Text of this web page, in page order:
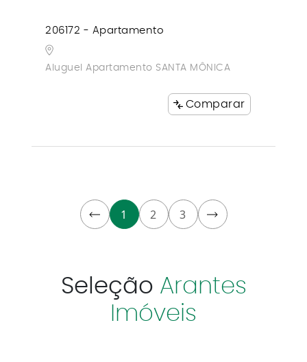
206172 - Apartamento
Aluguel Apartamento SANTA MÔNICA
Comparar
1 2 3
Seleção Arantes
Imóveis